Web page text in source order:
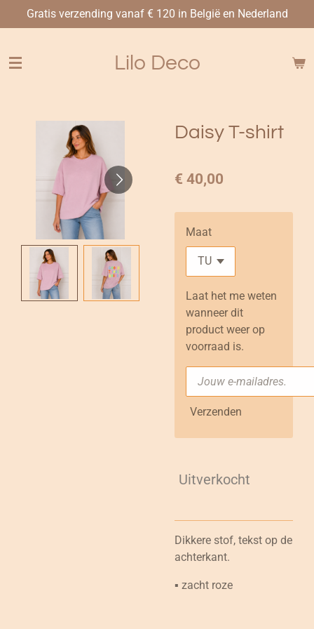
direct
de
Gratis verzending vanaf € 120 in België en Nederland
Lilo Deco
Daisy T-shirt
€ 40,00
Maat
Laat het me weten
wanneer dit
product weer op
voorraad is.
Verzenden
Uitverkocht
Dikkere stof, tekst op de
achterkant.
▪︎ zacht roze